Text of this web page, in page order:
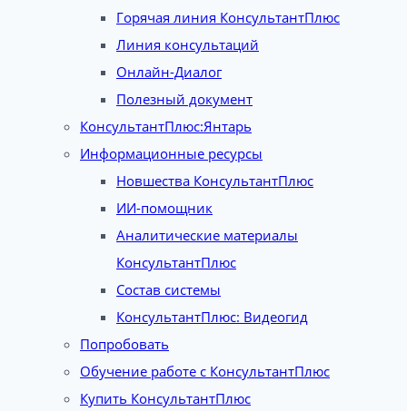
Горячая линия КонсультантПлюс
Линия консультаций
Онлайн-Диалог
Полезный документ
КонсультантПлюс:Янтарь
Информационные ресурсы
Новшества КонсультантПлюс
ИИ-помощник
Аналитические материалы
КонсультантПлюс
Состав системы
КонсультантПлюс: Видеогид
Попробовать
Обучение работе с КонсультантПлюс
Купить КонсультантПлюс